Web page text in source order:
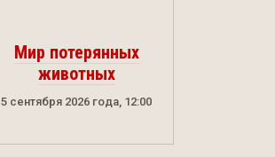
Мир потерянных
животных
5 сентября 2026 года, 12:00